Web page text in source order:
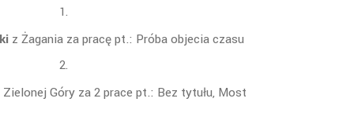
z Żagania za pracę pt.: Próba objecia czasu
Góry za 2 prace pt.: Bez tytułu, Most